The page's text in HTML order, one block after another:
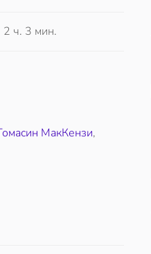
2 ч. 3 мин.
МакКензи,